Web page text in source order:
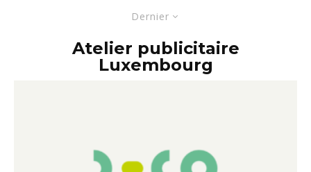
Dernier
Atelier publicitaire
Luxembourg